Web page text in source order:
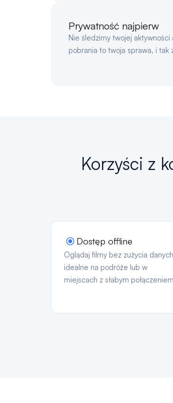
Prywatność najpierw
Nie śledzimy twojej
pobrania to twoja sprawa, i tak
Korzyści z
Dostęp offline
Oglądaj filmy bez zużycia
idealne na podróże lub w
miejscach z słabym